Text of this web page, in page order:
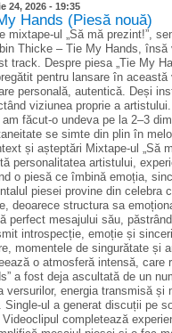
24, 2026 - 19:35
Hands (Piesă nouă)
mixtape-ul „Să mă prezint!”,
Thicke – Tie My Hands,
Despre piesa „Tie My
pentru lansare în
personală, autentică. Deși
viziunea proprie a
făcut-o undeva pe la 2–3
se simte din plin în
și așteptări Mixtape-ul „Să
personalitatea artistului,
o piesă ce îmbină emoția,
piesei provine din celebra
deoarece structura sa
perfect mesajului său,
introspecție, emoție și
momentele de singurătate
o atmosferă intensă,
a fost deja ascultată de un
energia transmisă
ul a generat discuții pe
completează